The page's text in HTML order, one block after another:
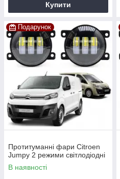
Купити
Подарунок
Протитуманні фари Citroen
Jumpy 2 режими світлодіодні
В наявності